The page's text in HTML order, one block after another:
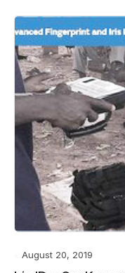
August 20, 2019